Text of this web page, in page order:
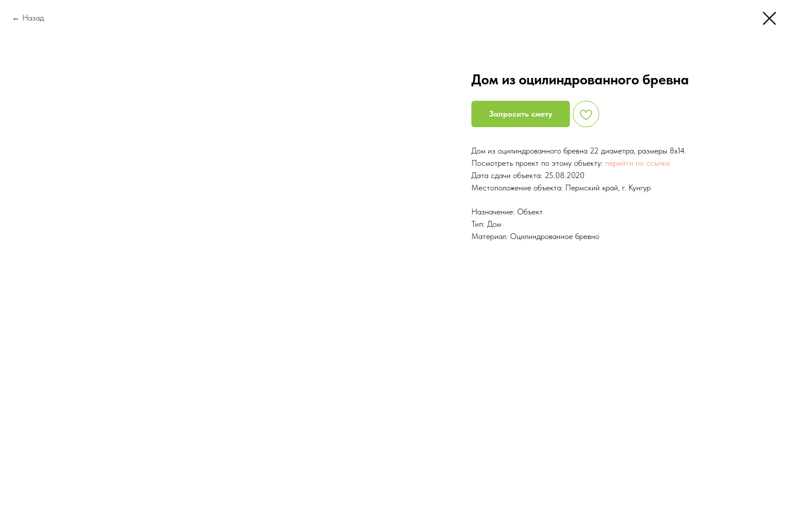
Назад
Дом из оцилиндрованного бревна
Запросить смету
Дом из оцилиндрованного бревна 22 диаметра, размеры 8х14.
Посмотреть проект по этому объекту: перейти по ссылке
Дата сдачи объекта: 25.08.2020
Местоположение объекта: Пермский край, г. Кунгур
Назначение: Объект
Тип: Дом
Материал: Оцилиндрованное бревно